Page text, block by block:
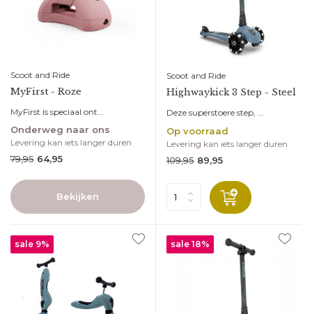
Scoot and Ride
MyFirst - Roze
MyFirst is speciaal ont...
Onderweg naar ons
Levering kan iets langer duren
79,95 64,95
Bekijken
Scoot and Ride
Highwaykick 3 Step - Steel
Deze superstoere step, ...
Op voorraad
Levering kan iets langer duren
109,95 89,95
sale 9% sale 18%